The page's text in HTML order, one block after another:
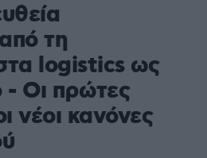
τη
logistics ως
- Οι πρώτες
νέοι κανόνες